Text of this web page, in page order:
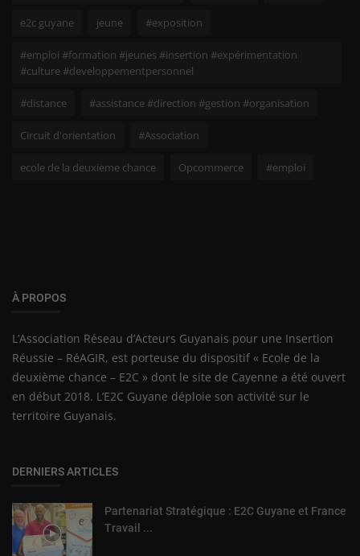
e2c guyane jeune #exposition
#emploi #formation #jeunes #insertion #expérimentation
#culture #developpementpersonnel
#distance #assistance #direction #gestion #organisation
Circuit d'orientation #Association
ecole de la deuxieme chance Opcommerce #emploi
À PROPOS
L’Association Réseau d’Acteurs Guyanais pour une Insertion
Réussie – RéAGIR, est porteuse du dispositif « Ecole de la
deuxième chance – E2C » dont le site de Cayenne a été ouvert
en début 2018. L’E2C Guyane déploie son activité sur le
territoire Guyanais.
DERNIERS ARTICLES
Partenariat Stratégique : E2C Guyane et France
Travail ...